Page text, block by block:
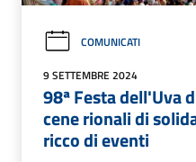
COMUNICATI
9 SETTEMBRE 2024
98ª Festa dell'Uva
cene rionali di
ricco di eventi